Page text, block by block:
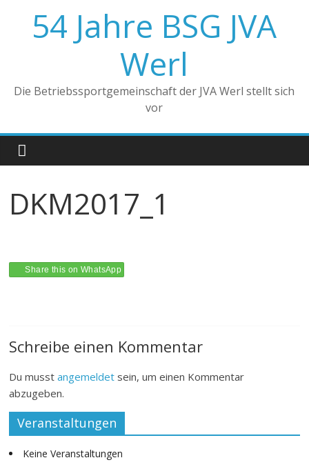
springen54 Jahre BSG JVA
Werl
Die Betriebssportgemeinschaft der JVA Werl stellt sich
vor
DKM2017_1
Share this on WhatsApp
Schreibe einen Kommentar
Du musstangemeldet sein, um einen Kommentar
abzugeben.
Veranstaltungen
Keine Veranstaltungen